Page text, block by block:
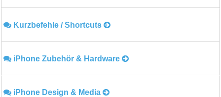
Kurzbefehle / Shortcuts
iPhone Zubehör & Hardware
iPhone Design & Media